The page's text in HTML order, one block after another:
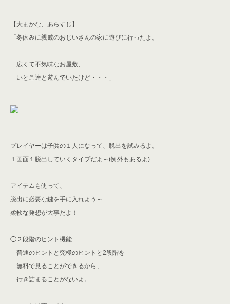
【大まかな、あらすじ】
「冬休みに親戚のおじいさんの家に遊びに行ったよ。
広くて不気味なお屋敷、
いとこ達と遊んでいたけど・・・」
プレイヤーは子供の１人になって、
脱出を試みるよ。
１画面１脱出していくタイプだよ～(例外もあるよ)
アイテムも使って、
脱出に必要な鍵を手に入れよう～
柔軟な発想が大事だよ！
◯２段階のヒント機能
普通のヒントと究極のヒントと2段階を
無料で見ることができるから、
行き詰まることがないよ。